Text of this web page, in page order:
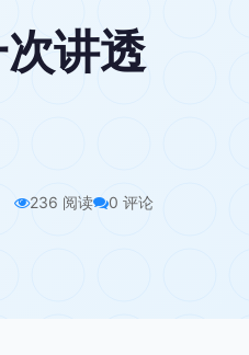
讲透
236 阅读 0 评论